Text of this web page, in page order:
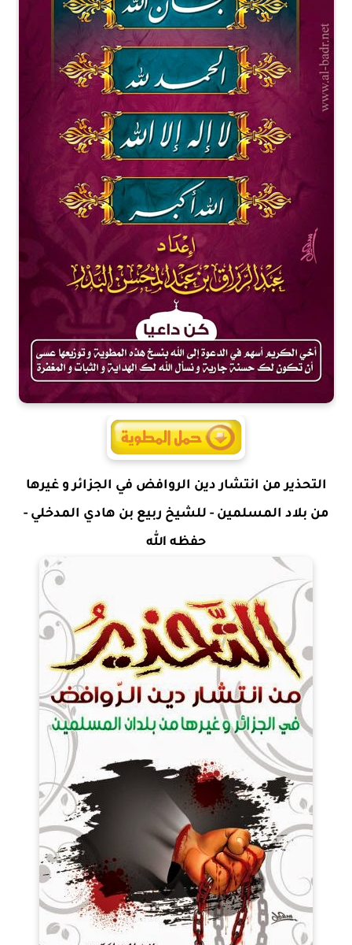
التحذير من انتشار دين الروافض في الجزائر و غيرها
من بلاد المسلمين - للشيخ ربيع بن هادي المدخلي -
حفظه الله